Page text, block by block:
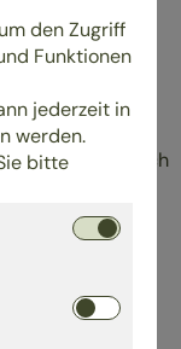
Soweit andere
automatisch
Dateien, die
Dies sind:
der
den Zugriff
Funktionen
jederzeit in
werden.
bitte